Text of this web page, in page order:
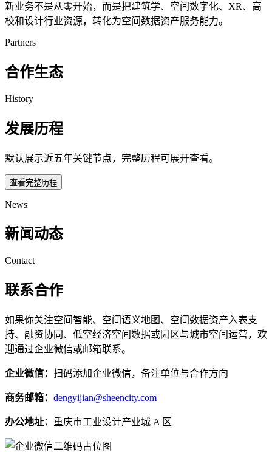
新业务不是从零开始，而是把建筑学、空间数字化、XR、高
校和设计行业资源，转化为空间数据资产服务能力。
Partners
合作生态
History
发展历程
默认展示近五年关键节点，完整历程可展开查看。
查看完整历程
News
新闻动态
Contact
联系合作
如果你关注空间智能、空间语义地图、空间数据资产入表支
持、融资协同、低空经济空间数据或园区与城市空间运营，欢
迎通过企业微信或邮箱联系。
企业微信： 扫码添加企业微信，备注单位与合作方向
商务邮箱： dengyijian@sheencity.com
办公地址： 重庆市工业设计产业城 A 区